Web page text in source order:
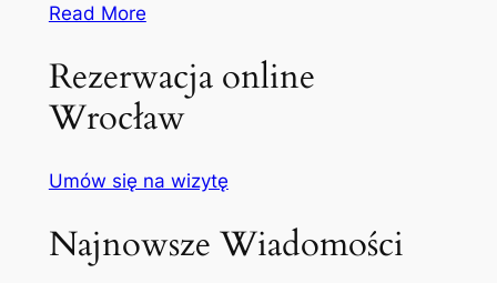
Read More
Rezerwacja online
Wrocław
Umów się na wizytę
Najnowsze Wiadomości